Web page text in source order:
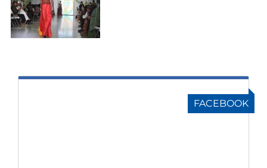
FACEBOOK